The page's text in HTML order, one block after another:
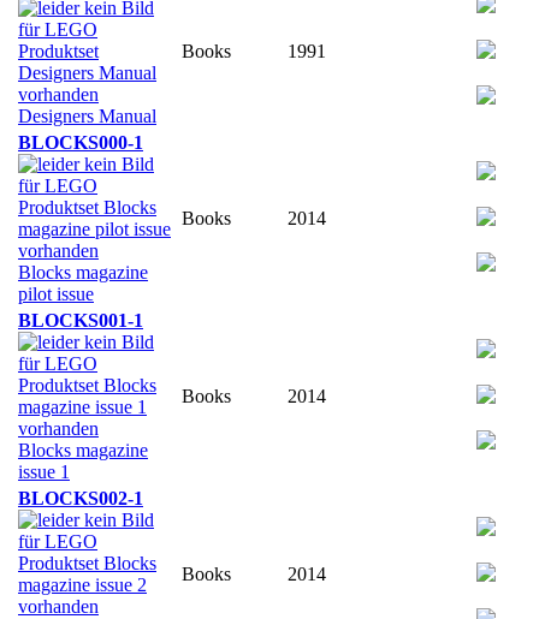
Designers Manual
Books 1991
BLOCKS000-1
Blocks magazine
pilot issue
Books 2014
BLOCKS001-1
Blocks magazine
issue 1
Books 2014
BLOCKS002-1
Books 2014